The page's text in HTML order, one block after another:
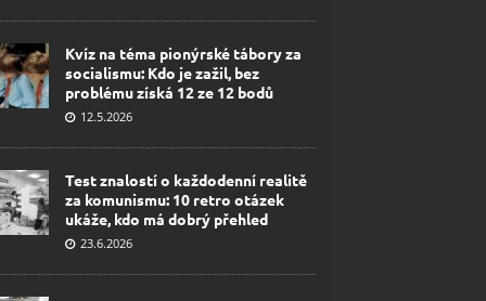
Kvíz na téma pionýrské tábory za
socialismu: Kdo je zažil, bez
problému získá 12 ze 12 bodů
12.5.2026
Test znalostí o každodenní realitě
za komunismu: 10 retro otázek
ukáže, kdo má dobrý přehled
23.6.2026